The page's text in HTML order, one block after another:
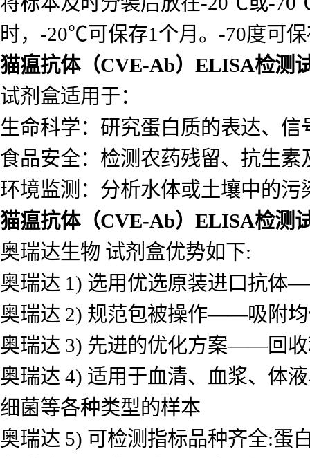
时，-20℃可保存1个月。-70度可
猫瘟抗体（CVE-Ab）ELISA检测
试剂盒适用于：
生命科学：研究蛋白质的表达、信
食品安全：检测农药残留、抗生素
环境监测：分析水体或土壤中的
猫瘟抗体（CVE-Ab）ELISA检测
奥瑞达生物 试剂盒优势如下:
奥瑞达 1) 选用优选原装进口抗
奥瑞达 2) 规范包被操作——吸附
奥瑞达 3) 先进的优化方案——回
奥瑞达 4) 适用于血清、血浆、体
细菌等各种类型的样本
奥瑞达 5) 可检测指标品种齐全:蛋